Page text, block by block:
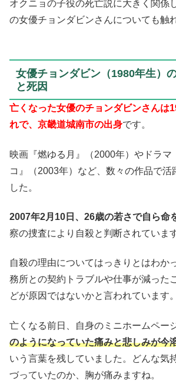
オクニョの子役の死亡説に大きく関係
の女優チョンダビンさんについても触
女優チョンダビン（1980年生）
と死因
亡くなった女優のチョンダビンさんは
れで、京畿道城南市の出身です。
映画『燃ゆる月』（2000年）やドラマ
コ』（2003年）など、数々の作品で活
した。
2007年2月10日、26歳の若さで自ら命
察の捜査により自殺と判断されています
自殺の理由についてはっきりとはわか
務所との契約トラブルや仕事が減った
どが原因ではないかと言われています。
亡くなる前日、自身のミニホームペー
のようになっていた痛みと悲しみが今
いう言葉を残していました。どんな気
づっていたのか、胸が痛みますね。